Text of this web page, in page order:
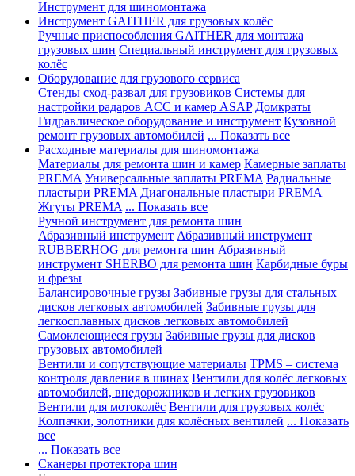
Инструмент для шиномонтажа
Инструмент GAITHER для грузовых колёс
Ручные приспособления GAITHER для монтажа
грузовых шин Специальный инструмент для грузовых
колёс
Оборудование для грузового сервиса
Стенды сход-развал для грузовиков Системы для
настройки радаров ACC и камер ASAP Домкраты
Гидравлическое оборудование и инструмент Кузовной
ремонт грузовых автомобилей ... Показать все
Расходные материалы для шиномонтажа
Материалы для ремонта шин и камер Камерные заплаты
PREMA Универсальные заплаты PREMA Радиальные
пластыри PREMA Диагональные пластыри PREMA
Жгуты PREMA ... Показать все
Ручной инструмент для ремонта шин
Абразивный инструмент Абразивный инструмент
RUBBERHOG для ремонта шин Абразивный
инструмент SHERBO для ремонта шин Карбидные буры
и фрезы
Балансировочные грузы Забивные грузы для стальных
дисков легковых автомобилей Забивные грузы для
легкосплавных дисков легковых автомобилей
Самоклеющиеся грузы Забивные грузы для дисков
грузовых автомобилей
Вентили и сопутствующие материалы TPMS – система
контроля давления в шинах Вентили для колёс легковых
автомобилей, внедорожников и легких грузовиков
Вентили для мотоколёс Вентили для грузовых колёс
Колпачки, золотники для колёсных вентилей ... Показать
все
... Показать все
Сканеры протектора шин